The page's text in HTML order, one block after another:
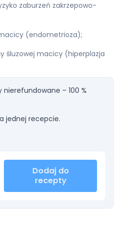
zaburzeń zakrzepowo-
(endometrioza);
śluzowej macicy (hiperplazja
– 100 %
jednej recepcie.
Dodaj do
recepty